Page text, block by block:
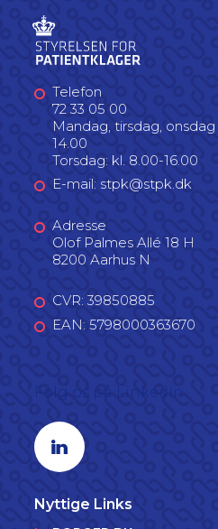
Telefon
72 33 05 00
Mandag, tirsdag,
14.00
Torsdag: kl. 8.00-16.00
E-mail: stpk@stpk.dk
Adresse
Olof Palmes Allé 18 H
8200 Aarhus N
CVR: 39850885
EAN: 5798000363670
Linkedin profil
Nyttige Links